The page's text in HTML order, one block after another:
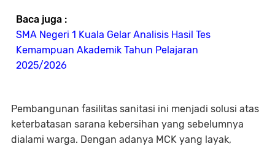
Baca juga :
SMA Negeri 1 Kuala Gelar Analisis Hasil Tes
Kemampuan Akademik Tahun Pelajaran
2025/2026
Pembangunan fasilitas sanitasi ini menjadi solusi atas
keterbatasan sarana kebersihan yang sebelumnya
dialami warga. Dengan adanya MCK yang layak,